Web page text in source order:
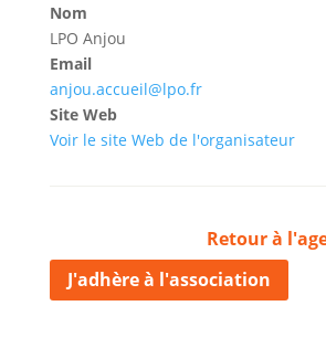
Nom
LPO Anjou
Email
anjou.accueil@lpo.fr
Site Web
Voir le site Web de l'organisateur
Retour à
J'adhère à l'association